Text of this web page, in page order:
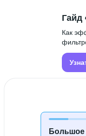
Большое
Гайд
Как